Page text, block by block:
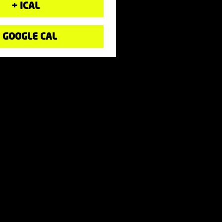
+ ICAL
CAL